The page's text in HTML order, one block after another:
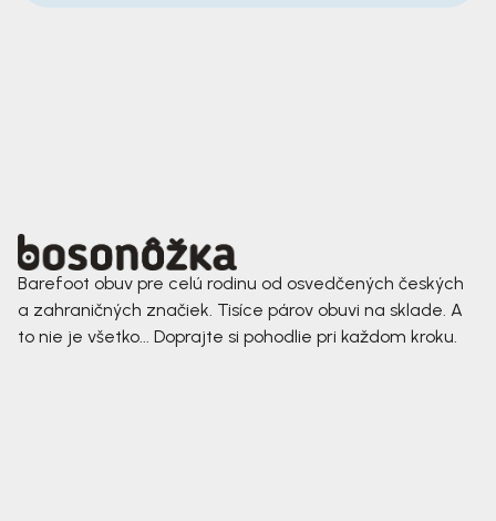
Barefoot obuv pre celú rodinu od osvedčených českých
a zahraničných značiek. Tisíce párov obuvi na sklade. A
to nie je všetko... Doprajte si pohodlie pri každom kroku.